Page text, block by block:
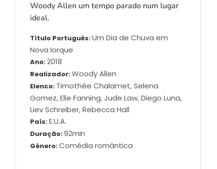
Woody Allen um tempo parado num lugar
ideal.
Título Português Um Dia de Chuva em
Nova Iorque
Ano 2018
Realizador Woody Allen
Elenco Timothée Chalamet, Selena
Gomez, Elle Fanning, Jude Law, Diego Luna,
Liev Schreiber, Rebecca Hall
País E.U.A.
Duração 92min
Género Comédia romântica